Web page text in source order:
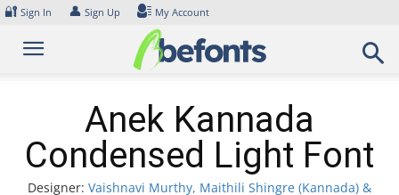
Skip
content
🔐 Sign In 👤 Sign Up My Account
Anek Kannada
Condensed Light Font
Designer: Vaishnavi Murthy, Maithili Shingre (Kannada) &